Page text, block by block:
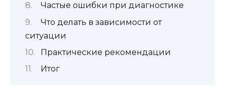
Частые ошибки при диагностике
Что делать в зависимости от
ситуации
Практические рекомендации
Итог